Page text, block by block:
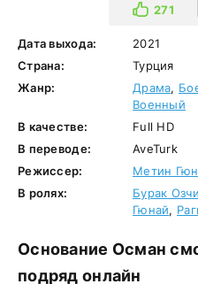
271
Дата выхода:
2021
Страна:
Турция
Жанр:
Драма,
Военный
В качестве:
Full HD
В переводе:
AveTurk
Режиссер:
Метин
В ролях:
Бурак
Гюнай,
Основание Осман
подряд онлайн